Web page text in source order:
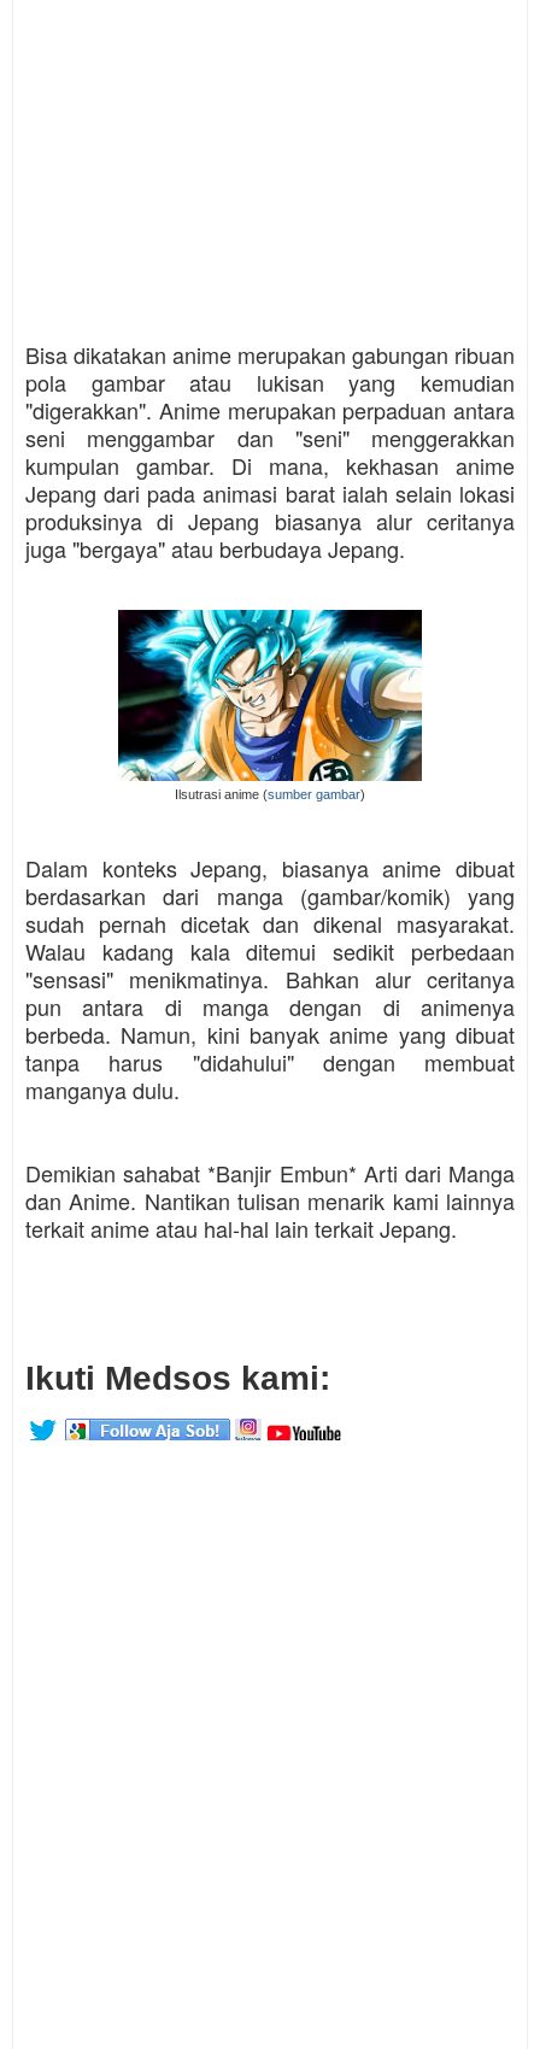
Bisa dikatakan anime merupakan gabungan ribuan
pola gambar atau lukisan yang kemudian
"digerakkan". Anime merupakan perpaduan antara
seni menggambar dan "seni" menggerakkan
kumpulan gambar. Di mana, kekhasan anime
Jepang dari pada animasi barat ialah selain lokasi
produksinya di Jepang biasanya alur ceritanya
juga "bergaya" atau berbudaya Jepang.
Ilsutrasi anime (sumber gambar)
Dalam konteks Jepang, biasanya anime dibuat
berdasarkan dari manga (gambar/komik) yang
sudah pernah dicetak dan dikenal masyarakat.
Walau kadang kala ditemui sedikit perbedaan
"sensasi" menikmatinya. Bahkan alur ceritanya
pun antara di manga dengan di animenya
berbeda. Namun, kini banyak anime yang dibuat
tanpa harus "didahului" dengan membuat
manganya dulu.
Demikian sahabat *Banjir Embun* Arti dari Manga
dan Anime. Nantikan tulisan menarik kami lainnya
terkait anime atau hal-hal lain terkait Jepang.
Ikuti Medsos kami: